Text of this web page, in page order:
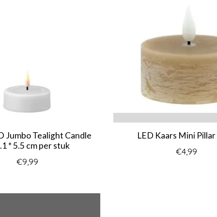
Jumbo Tealight Candle
* 5.5 cm per stuk
€9,99
LED Kaars Mini Pillar
€4,99